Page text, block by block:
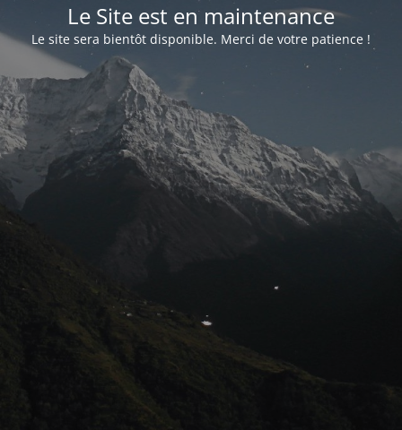
Le Site est en maintenance
Le site sera bientôt disponible. Merci de votre patience !